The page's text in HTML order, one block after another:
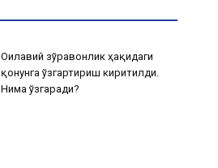
Оилавий зўравонлик ҳақидаги
қонунга ўзгартириш киритилди.
Нима ўзгаради?